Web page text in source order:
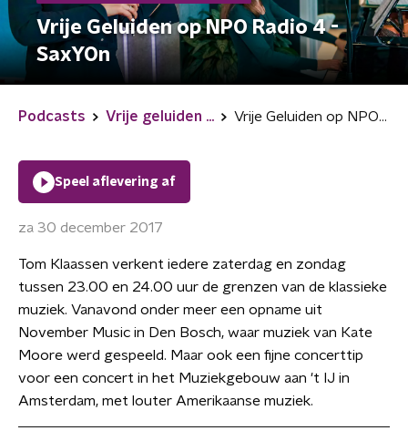
Vrije Geluiden op NPO Radio 4 -
SaxYOn
Podcasts Vrije geluiden ... Vrije Geluiden op NPO Radio 4 - SaxYOn
Speel aflevering af
za 30 december 2017
Tom Klaassen verkent iedere zaterdag en zondag
tussen 23.00 en 24.00 uur de grenzen van de klassieke
muziek. Vanavond onder meer een opname uit
November Music in Den Bosch, waar muziek van Kate
Moore werd gespeeld. Maar ook een fijne concerttip
voor een concert in het Muziekgebouw aan 't IJ in
Amsterdam, met louter Amerikaanse muziek.